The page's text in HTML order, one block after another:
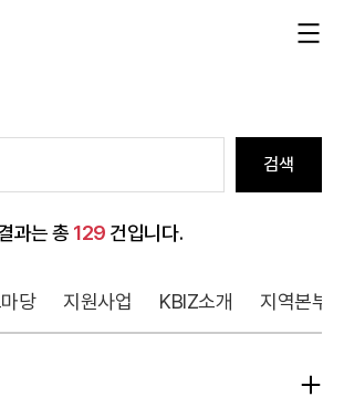
검색
과는 총 129 건입니다.
당 지원사업 KBIZ소개 지역본부